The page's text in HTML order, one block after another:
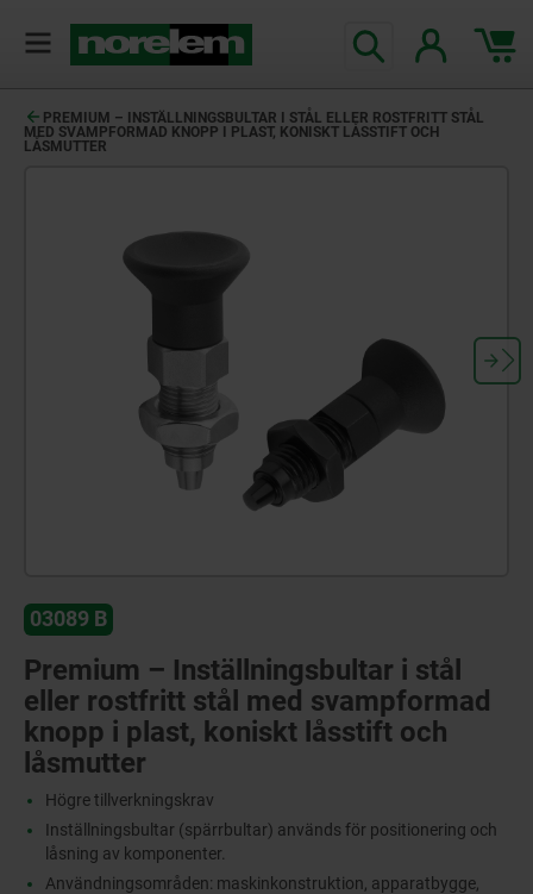
PREMIUM – INSTÄLLNINGSBULTAR I STÅL ELLER ROSTFRITT STÅL
MED SVAMPFORMAD KNOPP I PLAST, KONISKT LÅSSTIFT OCH
LÅSMUTTER
03089 B
Premium – Inställningsbultar i stål
eller rostfritt stål med svampformad
knopp i plast, koniskt låsstift och
låsmutter
Högre tillverkningskrav
Inställningsbultar (spärrbultar) används för positionering och
låsning av komponenter.
Användningsområden: maskinkonstruktion, apparatbygge,